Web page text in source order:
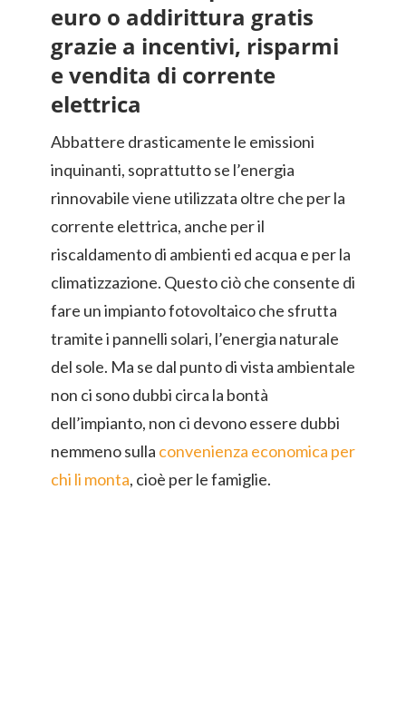
euro o addirittura gratis
grazie a incentivi, risparmi
e vendita di corrente
elettrica
Abbattere drasticamente le emissioni
inquinanti, soprattutto se l’energia
rinnovabile viene utilizzata oltre che per la
corrente elettrica, anche per il
riscaldamento di ambienti ed acqua e per la
climatizzazione. Questo ciò che consente di
fare un impianto fotovoltaico che sfrutta
tramite i pannelli solari, l’energia naturale
del sole. Ma se dal punto di vista ambientale
non ci sono dubbi circa la bontà
dell’impianto, non ci devono essere dubbi
nemmeno sulla convenienza economica per
chi li monta, cioè per le famiglie.